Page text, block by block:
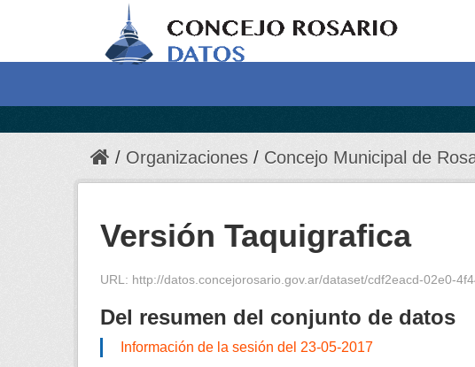
Organizaciones Concejo Municipal de
Versión Taquigrafica
URL: http://datos.concejorosario.gov.ar/dataset/cdf2eacd-02e0-4f44-
Del resumen del conjunto de datos
Información de la sesión del 23-05-2017